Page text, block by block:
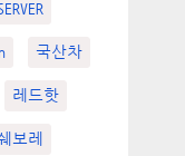
국산차
레드핫
보레